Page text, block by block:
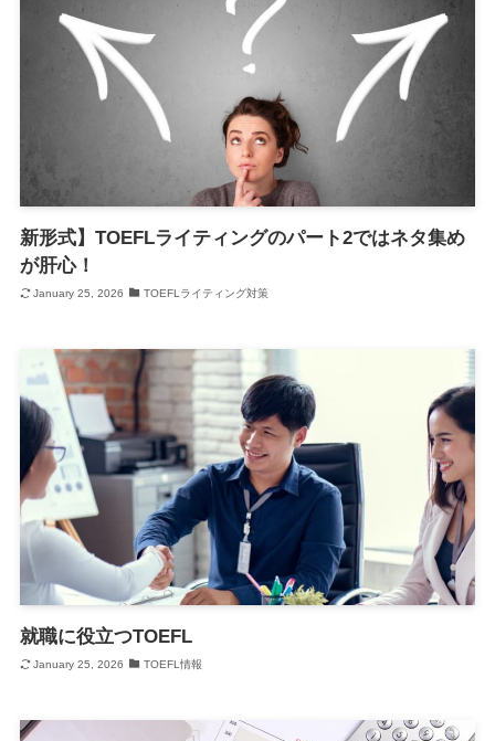
新形式】TOEFLライティングのパート2ではネタ集め
が肝心！
January 25, 2026 TOEFLライティング対策
就職に役立つTOEFL
January 25, 2026 TOEFL情報